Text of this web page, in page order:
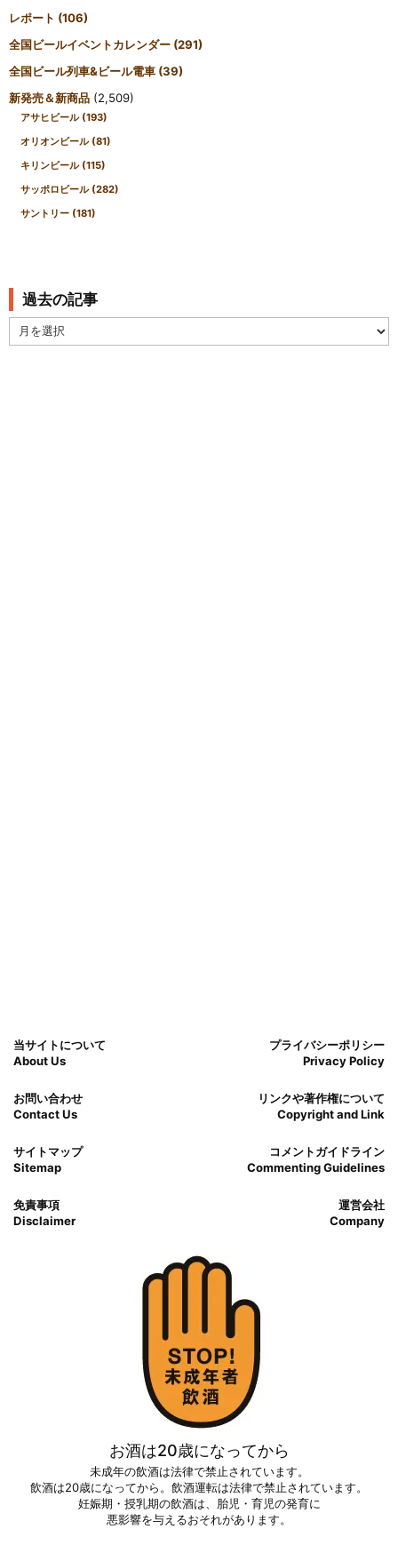
レポート (106)
全国ビールイベントカレンダー (291)
全国ビール列車&ビール電車 (39)
新発売＆新商品 (2,509)
アサヒビール (193)
オリオンビール (81)
キリンビール (115)
サッポロビール (282)
サントリー (181)
過去の記事
去
当サイトについて
About Us
プライバシーポリシー
Privacy Policy
お問い合わせ
Contact Us
リンクや著作権について
Copyright and Link
サイトマップ
Sitemap
コメントガイドライン
Commenting Guidelines
免責事項
Disclaimer
運営会社
Company
お酒は20歳になってから
未成年の飲酒は法律で禁止されています。
飲酒は20歳になってから。飲酒運転は法律で禁止されています。
妊娠期・授乳期の飲酒は、胎児・育児の発育に
悪影響を与えるおそれがあります。